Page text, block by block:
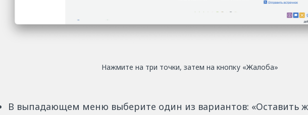
Нажмите на три точки, затем на кнопку «Жалоба»
В выпадающем меню выберите один из вариантов: «Оставить